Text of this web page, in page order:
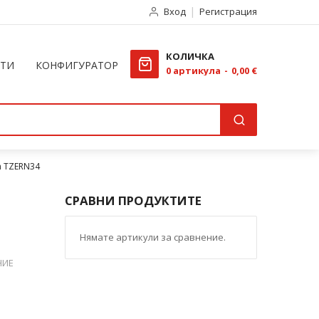
Вход Регистрация
КОНФИГУРАТОР
КОЛИЧКА
0 артикула 0,00 €
СРАВНИ ПРОДУКТИТЕ
Нямате артикули за сравнение.